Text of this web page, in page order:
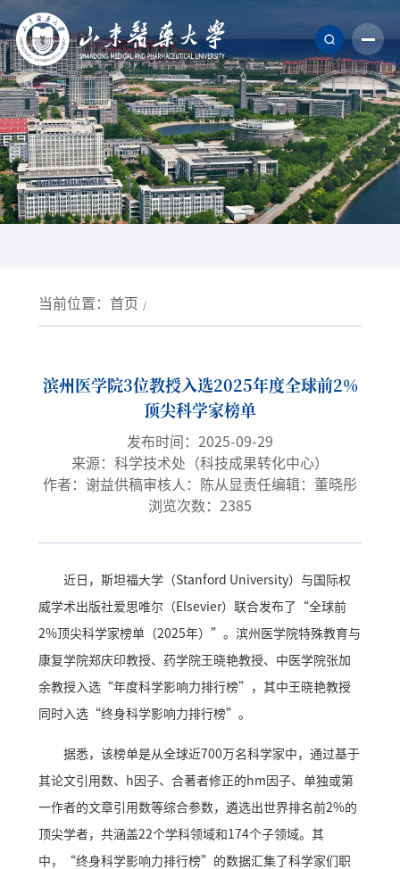
当前位置： 首页
滨州医学院3位教授入选2025年度全球前2%
顶尖科学家榜单
发布时间：2025-09-29
来源：科学技术处（科技成果转化中心）
作者：谢益供稿审核人：陈从显责任编辑：董晓彤
浏览次数： 2385
近日，斯坦福大学（Stanford University）与国际权
威学术出版社爱思唯尔（Elsevier）联合发布了“全球前
2%顶尖科学家榜单（2025年）”。滨州医学院特殊教育与
康复学院郑庆印教授、药学院王晓艳教授、中医学院张加
余教授入选“年度科学影响力排行榜”，其中王晓艳教授
同时入选“终身科学影响力排行榜”。
据悉，该榜单是从全球近700万名科学家中，通过基于
其论文引用数、h因子、合著者修正的hm因子、单独或第
一作者的文章引用数等综合参数，遴选出世界排名前2%的
顶尖学者，共涵盖22个学科领域和174个子领域。其
中，“终身科学影响力排行榜”的数据汇集了科学家们职